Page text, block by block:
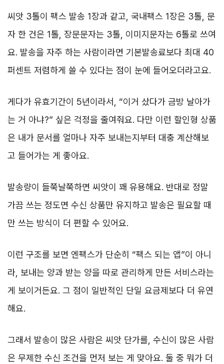
씨앗 3톨이 팩스 발송 1장과 같고, 국내팩스 1장은 3톨, 문
자 한 건은 1톨, 장문문자는 3톨, 이미지문자는 6톨로 쓰여
요. 발송을 자주 하는 사람이라면 기본발송료보다 최대 40
퍼센트 저렴하게 쓸 수 있다는 점이 눈에 들어오더라고요.
게다가 유효기간이 5년이라서, “이거 샀다가 금방 날아가
는 거 아냐?” 싶은 걱정을 줄여줘요. 다만 이런 할인형 상품
은 내가 문서를 얼마나 자주 보내는지부터 대충 계산해보
고 들어가는 게 좋아요.
발송량이 들쭉날쭉하면 씨앗이 꽤 유용해요. 반대로 정말
가끔 쓰는 정도면 수신 상품만 유지하고 발송은 필요할 때
만 쓰는 방식이 더 편할 수 있어요.
이런 구조를 보면 엔팩스가 단순히 “팩스 되는 앱”이 아니
라, 보내는 양과 받는 양을 따로 관리하게 만든 서비스라는
게 보이거든요. 그 점이 일반적인 단일 요금제보다 더 유연
해요.
그래서 발송이 많은 사람은 씨앗 단가를, 수신이 많은 사람
은 무제한 수신 조건을 먼저 보는 게 맞아요. 둘 중 뭐가 더